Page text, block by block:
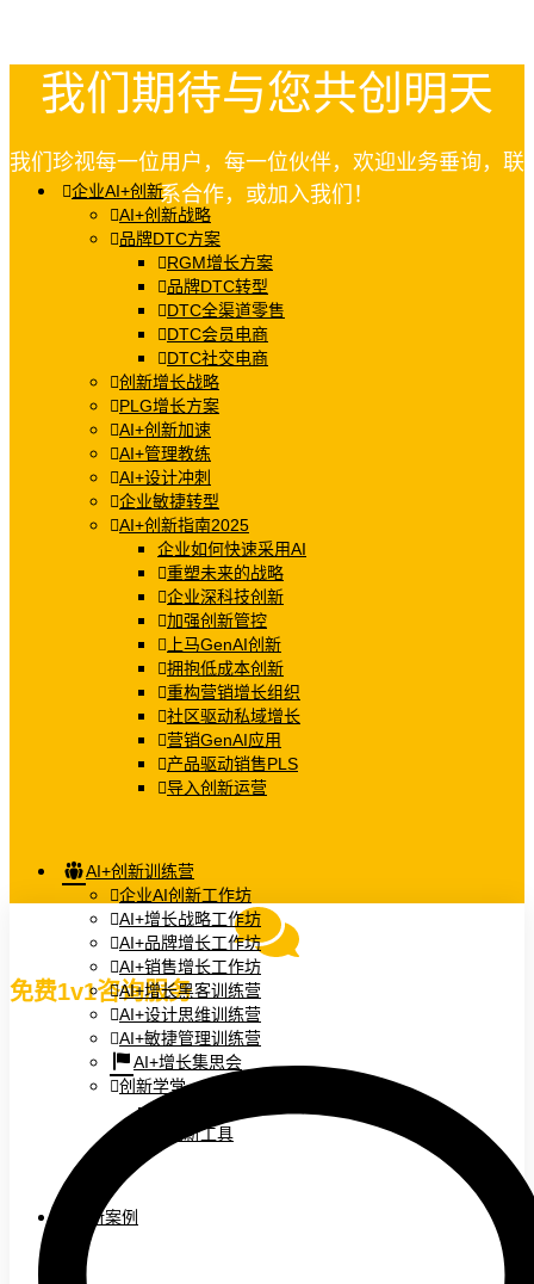
企业AI+创新
AI+创新战略
品牌DTC方案
RGM增长方案
品牌DTC转型
DTC全渠道零售
DTC会员电商
DTC社交电商
创新增长战略
PLG增长方案
AI+创新加速
AI+管理教练
AI+设计冲刺
企业敏捷转型
AI+创新指南2025
企业如何快速采用AI
重塑未来的战略
企业深科技创新
加强创新管控
上马GenAI创新
拥抱低成本创新
重构营销增长组织
社区驱动私域增长
营销GenAI应用
产品驱动销售PLS
导入创新运营
AI+创新训练营
企业AI创新工作坊
AI+增长战略工作坊
AI+品牌增长工作坊
AI+销售增长工作坊
AI+增长黑客训练营
AI+设计思维训练营
AI+敏捷管理训练营
AI+增长集思会
创新学堂
创新工具
创新案例
我们期待与您共创明天
我们珍视每一位用户，每一位伙伴，欢迎业务垂询，联
系合作，或加入我们！
免费1v1咨询服务